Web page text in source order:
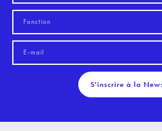
S'inscrire à la